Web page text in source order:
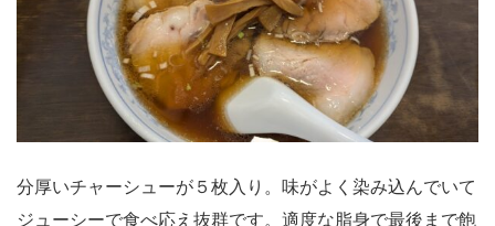
分厚いチャーシューが５枚入り。味がよく染み込んでいて
ジューシーで食べ応え抜群です。適度な脂身で最後まで飽